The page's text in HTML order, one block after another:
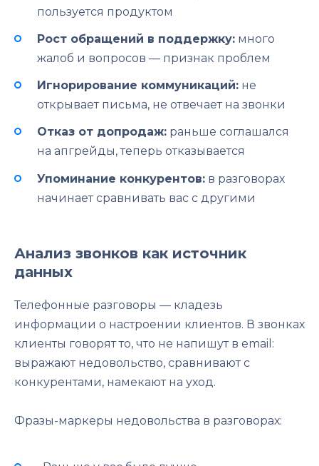
пользуется продуктом
Рост обращений в поддержку: много
жалоб и вопросов — признак проблем
Игнорирование коммуникаций: не
открывает письма, не отвечает на звонки
Отказ от допродаж: раньше соглашался
на апгрейды, теперь отказывается
Упоминание конкурентов: в разговорах
начинает сравнивать вас с другими
Анализ звонков как источник
данных
Телефонные разговоры — кладезь
информации о настроении клиентов. В звонках
клиенты говорят то, что не напишут в email:
выражают недовольство, сравнивают с
конкурентами, намекают на уход.
Фразы-маркеры недовольства в разговорах: